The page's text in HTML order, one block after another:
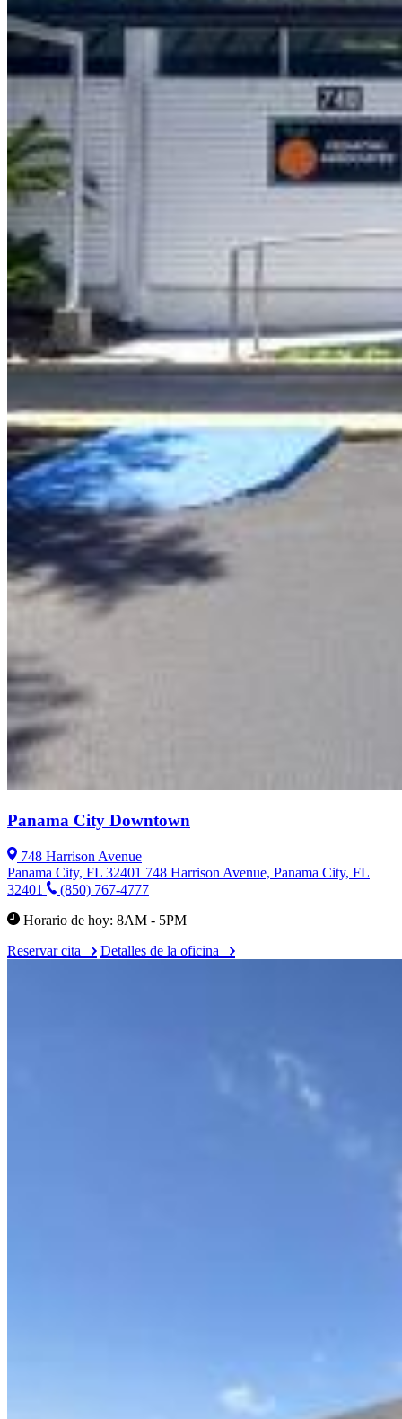
Panama City Downtown
748 Harrison Avenue
Panama City, FL 32401 748 Harrison Avenue, Panama City, FL
32401
(850) 767-4777
Horario de hoy: 8AM - 5PM
Reservar cita
Detalles de la oficina